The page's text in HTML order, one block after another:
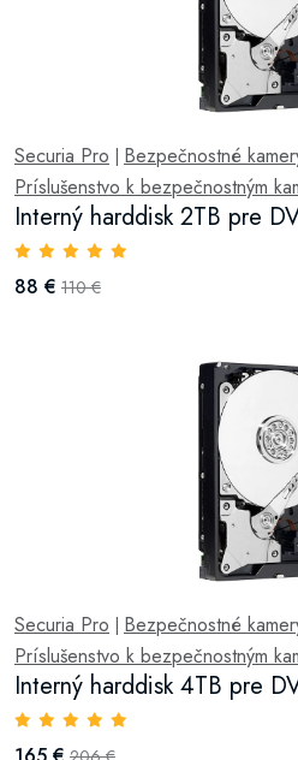
Securia Pro Bezpečnostné
Príslušenstvo k bezpečnostným
Interný harddisk 2TB pre
88 € 110 €
Securia Pro Bezpečnostné
Príslušenstvo k bezpečnostným
Interný harddisk 4TB pre